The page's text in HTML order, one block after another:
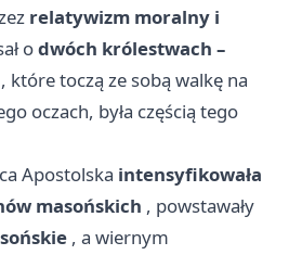
relatywizm moralny i
odwóch królestwach –
, które toczą ze sobą walkę na
oczach, była częścią tego
Apostolska intensyfikowała
masońskich , powstawały
, a wiernym